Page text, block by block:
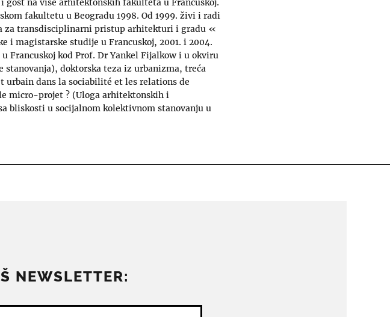
na više arhitektonskih fakulteta u Francuskoj.
fakultetu u Beogradu 1998. Od 1999. živi i radi
za transdisciplinarni pristup arhitekturi i gradu «
magistarske studije u Francuskoj, 2001. i 2004.
Francuskoj kod Prof. Dr Yankel Fijalkow i u okviru
doktorska teza iz urbanizma, treća
urbain dans la sociabilité et les relations de
micro-projet ? (Uloga arhitektonskih i
bliskosti u socijalnom kolektivnom stanovanju u
NEWSLETTER: